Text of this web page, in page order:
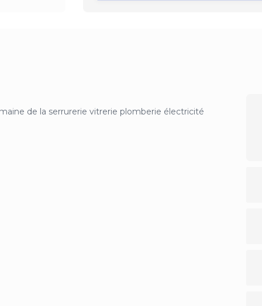
de la serrurerie vitrerie plomberie électricité